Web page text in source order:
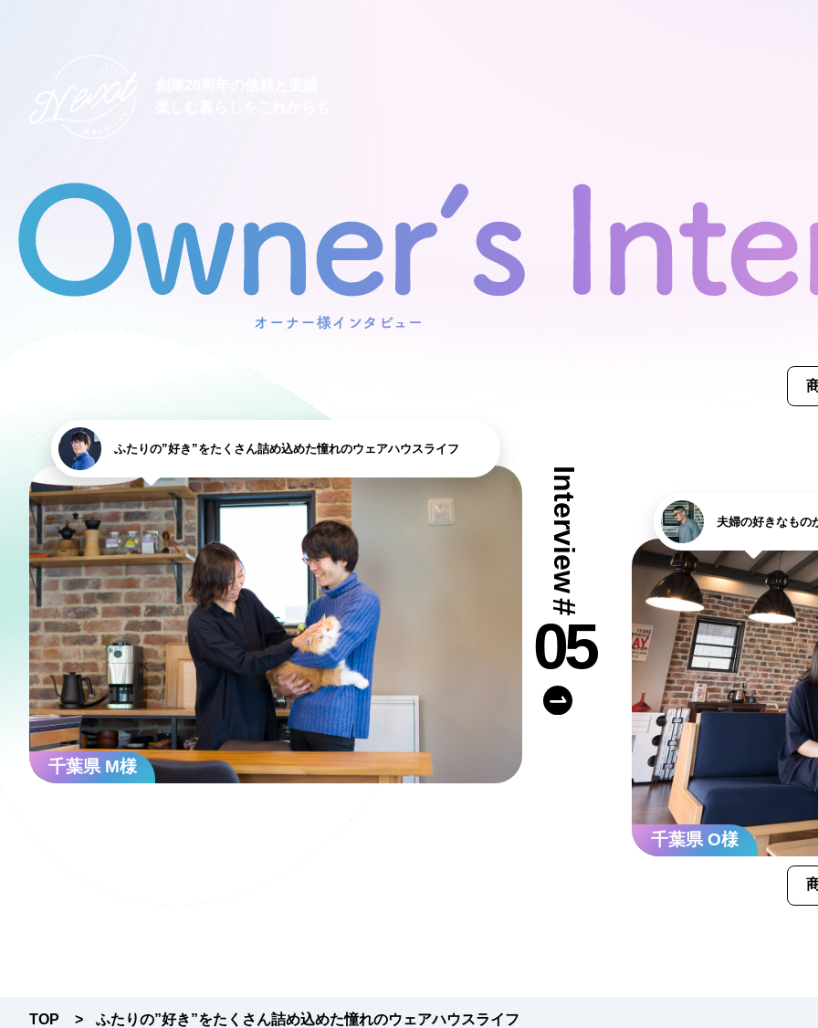
住宅商品
イベント
オススメ物件
ごあいさつ
チーム紹介
アクセス
ブログ
会社案内
キャンペーン
プライバシーポリシー
お問い合
資料請求
お電
船橋ス
さいた
千葉県 M様
ふたりの”好き”をたくさん詰め込めた憧れのウェアハウスライフ
Interview
#
05
千葉県 O様
夫婦の好きなもの
TOP ふたりの”好き”をたくさん詰め込めた憧れのウェアハウスライフ